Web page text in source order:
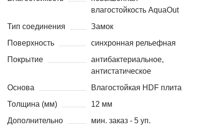
влагостойкость AquaOut
Тип соединения
Замок
Поверхность
синхронная рельефная
Покрытие
антибактериальное,
антистатическое
Основа
Влагостойкая HDF плита
Толщина (мм)
12 мм
Дополнительно
мин. заказ - 5 уп.